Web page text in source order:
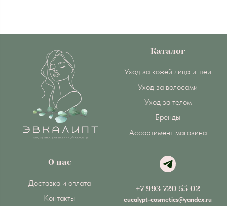
Каталог
Уход за кожей лица и шеи
Уход за волосами
Уход за телом
Бренды
Ассортимент магазина
О нас
Доставка и оплата
Контакты
+7 993 720 55 02
eucalypt-cosmetics@yandex.ru